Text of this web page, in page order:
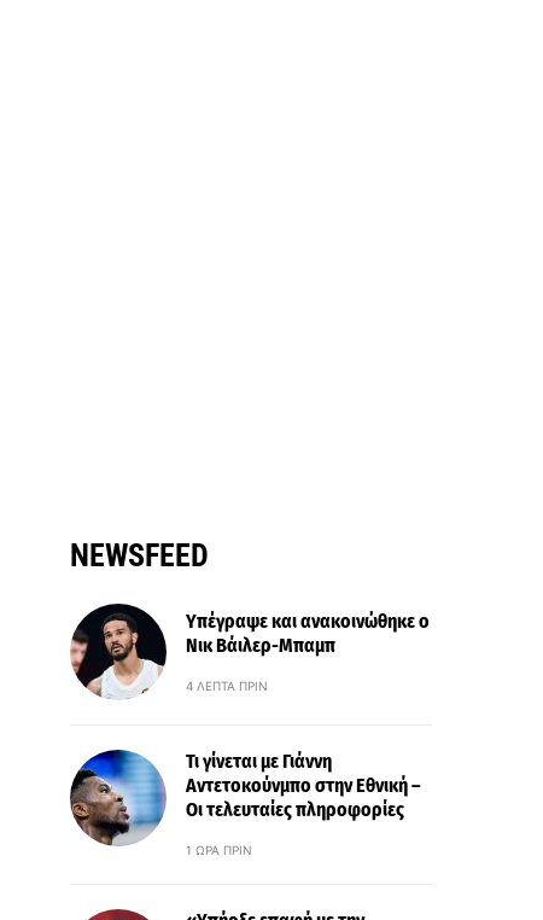
NEWSFEED
Υπέγραψε και ανακοινώθηκε ο
Νικ Βάιλερ-Μπαμπ
4 ΛΕΠΤΆ ΠΡΙΝ
Τι γίνεται με Γιάννη
Αντετοκούνμπο στην Εθνική –
Οι τελευταίες πληροφορίες
1 ΏΡΑ ΠΡΙΝ